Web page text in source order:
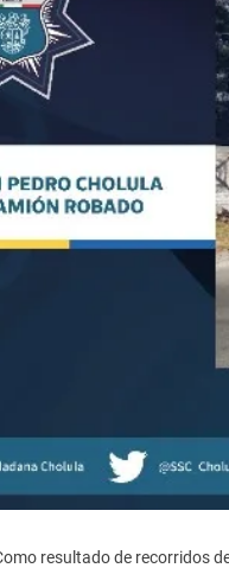
resultado de recorridos